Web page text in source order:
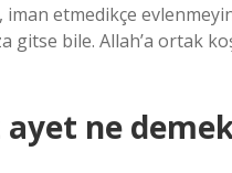
iman etmedikçe
gitse bile. Allah’a ortak
ayet ne